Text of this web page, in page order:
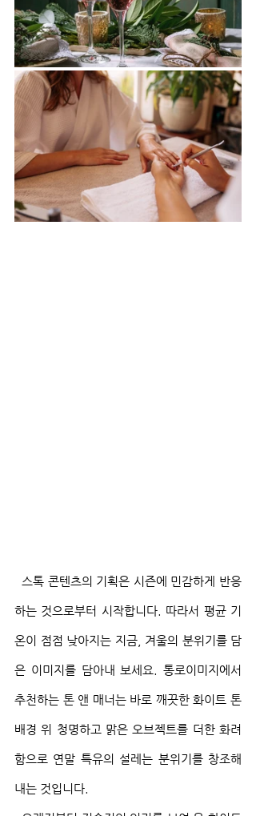
하는 것으로부터 시작합니다. 따라서 평균 기
온이 점점 낮아지는 지금, 겨울의 분위기를 담
은 이미지를 담아내 보세요. 통로이미지에서
추천하는 톤 앤 매너는 바로 깨끗한 화이트 톤
배경 위 청명하고 맑은 오브젝트를 더한 화려
함으로 연말 특유의 설레는 분위기를 창조해
내는 것입니다.